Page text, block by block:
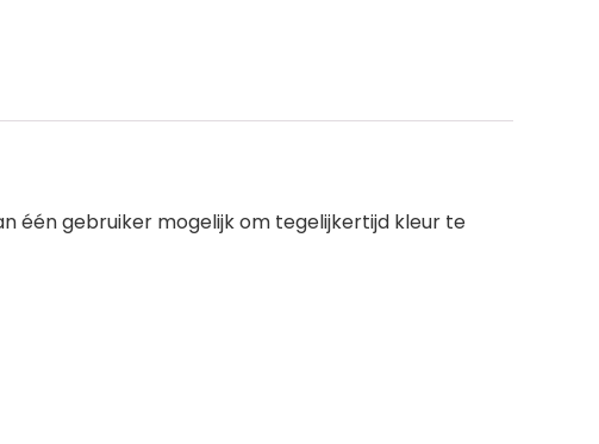
één gebruiker mogelijk om tegelijkertijd kleur te